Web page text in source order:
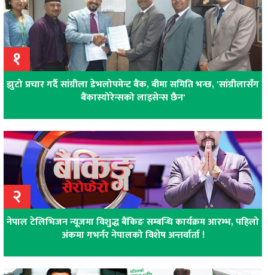
१
झुटो प्रचार गर्दै सांग्रीला डेभलोपमेन्ट बैंक, बीमा समिति भन्छ, 'सांग्रीलासँग
बैंकास्योरेन्सको लाइसेन्स छैन'
२
नेपाल टेलिभिजन न्यूजमा विशुद्ध बैंकिङ सम्बन्धि कार्यक्रम आरम्भ, पहिलो
अंकमा गभर्नर नेपालको विशेष अन्तर्वार्ता !